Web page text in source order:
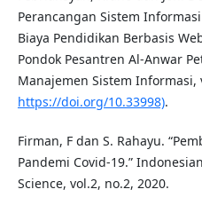
Perancangan Sistem
Biaya Pendidikan Berbasis
Pondok Pesantren Al-Anwar
Manajemen Sistem Informasi,
https://doi.org/10.33998).
Firman, F dan S. Rahayu.
Pandemi Covid-19.”
Science, vol.2, no.2, 2020.